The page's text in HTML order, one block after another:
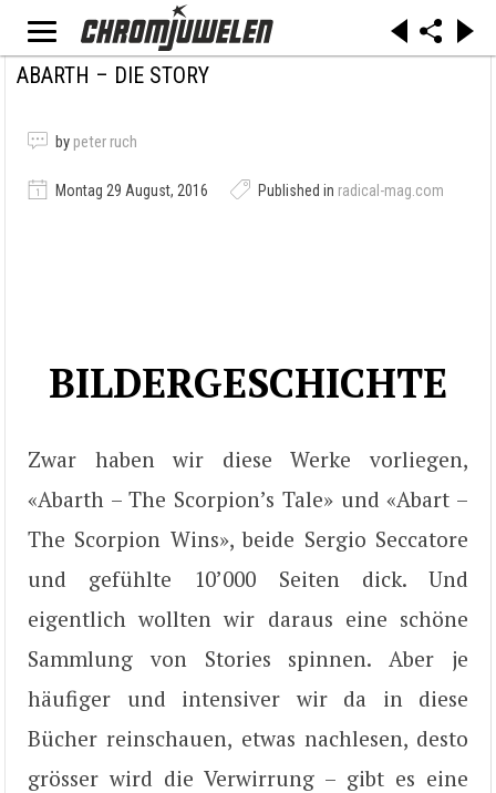
ABARTH – DIE STORY
by peter ruch
Montag 29 August, 2016 Published in radical-mag.com
BILDERGESCHICHTE
Zwar haben wir diese Werke vorliegen,
«Abarth – The Scorpion’s Tale» und «Abart –
The Scorpion Wins», beide Sergio Seccatore
und gefühlte 10’000 Seiten dick. Und
eigentlich wollten wir daraus eine schöne
Sammlung von Stories spinnen. Aber je
häufiger und intensiver wir da in diese
Bücher reinschauen, etwas nachlesen, desto
grösser wird die Verwirrung – gibt es eine